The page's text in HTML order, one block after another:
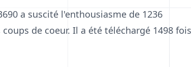
a suscité l'enthousiasme de 1236
de coeur. Il a été téléchargé 1498 fois